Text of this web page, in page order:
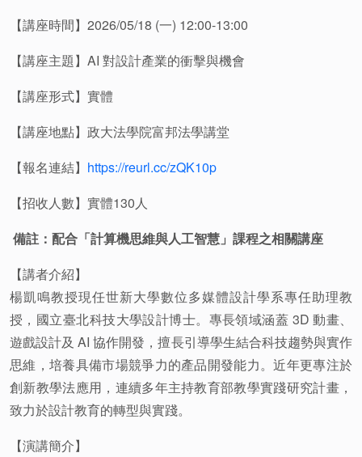
【講座時間】2026/05/18 (一) 12:00-13:00
【講座主題】AI 對設計產業的衝擊與機會
【講座形式】實體
【講座地點】政大法學院富邦法學講堂
【報名連結】 https://reurl.cc/zQK10p
【招收人數】實體130人
備註：配合「計算機思維與人工智慧」課程之相關講座
【講者介紹】
楊凱鳴教授現任世新大學數位多媒體設計學系專任助理教
授，國立臺北科技大學設計博士。專長領域涵蓋 3D 動畫、
遊戲設計及 AI 協作開發，擅長引導學生結合科技趨勢與實作
思維，培養具備市場競爭力的產品開發能力。近年更專注於
創新教學法應用，連續多年主持教育部教學實踐研究計畫，
致力於設計教育的轉型與實踐。
【演講簡介】